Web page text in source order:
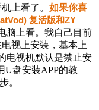
上看了。 如果你喜
复活版和ZY
脑上看。我自己目前
视上安装，基本上
电视机默认是禁止安
U盘安装APP的教
。